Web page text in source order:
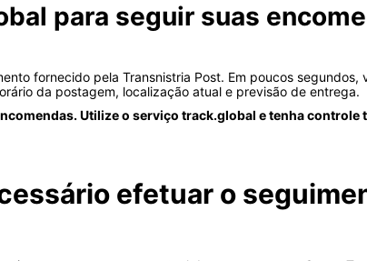
para seguir suas
fornecido pela Transnistria Post. Em poucos segundos,
da postagem, localização atual e previsão de entrega.
Utilize o serviço track.global e tenha controle
efetuar o